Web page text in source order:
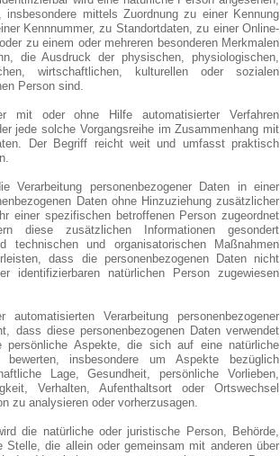
mittels Zuordnung zu einer Kennung
Kennnummer, zu Standortdaten, zu einer Online-
zu einem oder mehreren besonderen Merkmalen
die Ausdruck der physischen, physiologischen,
wirtschaftlichen, kulturellen oder sozialen
Person sind.
mit oder ohne Hilfe automatisierter Verfahren
jede solche Vorgangsreihe im Zusammenhang mit
Der Begriff reicht weit und umfasst praktisch
Verarbeitung personenbezogener Daten in einer
Daten ohne Hinzuziehung zusätzlicher
einer spezifischen betroffenen Person zugeordnet
diese zusätzlichen Informationen gesondert
technischen und organisatorischen Maßnahmen
dass die personenbezogenen Daten nicht
identifizierbaren natürlichen Person zugewiesen
automatisierten Verarbeitung personenbezogener
dass diese personenbezogenen Daten verwendet
persönliche Aspekte, die sich auf eine natürliche
insbesondere um Aspekte bezüglich
Lage, Gesundheit, persönliche Vorlieben,
Verhalten, Aufenthaltsort oder Ortswechsel
zu analysieren oder vorherzusagen.
die natürliche oder juristische Person, Behörde,
Stelle, die allein oder gemeinsam mit anderen über